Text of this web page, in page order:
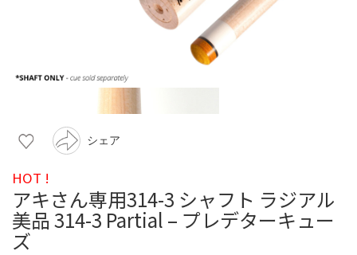
シェア
HOT !
アキさん専用314-3 シャフト ラジアル
美品 314-3 Partial – プレデターキュー
ズ